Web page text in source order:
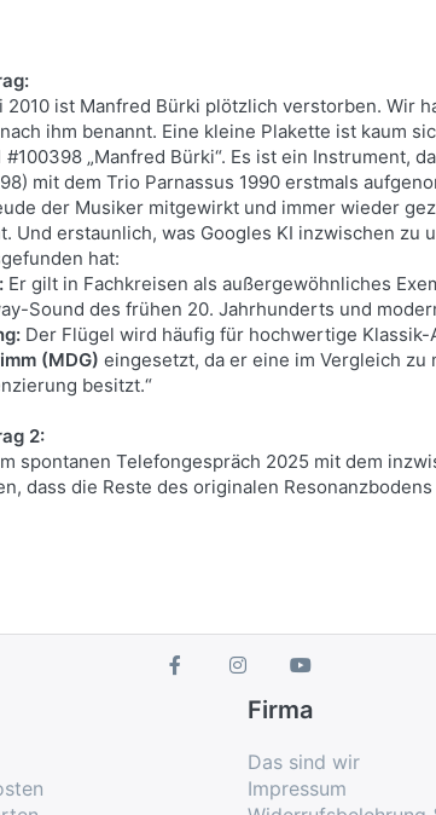
2010 ist Manfred Bürki plötzlich verstorben. Wir
ihm benannt. Eine kleine Plakette ist kaum
#100398 „Manfred Bürki“. Es ist ein Instrument,
mit dem Trio Parnassus 1990 erstmals
der Musiker mitgewirkt und immer wieder
Und erstaunlich, was Googles KI inzwischen zu
hat:
Er gilt in Fachkreisen als außergewöhnliches
Sound des frühen 20. Jahrhunderts und
Der Flügel wird häufig für hochwertige Klassik-
(MDG) eingesetzt, da er eine im Vergleich
besitzt.“
2:
spontanen Telefongespräch 2025 mit dem
dass die Reste des originalen
Firma
Das sind wir
Impressum